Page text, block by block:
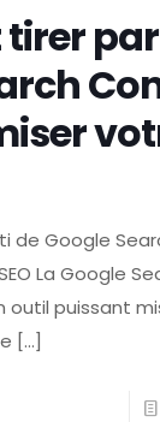
de Google
La Google
outil puissant
[…]